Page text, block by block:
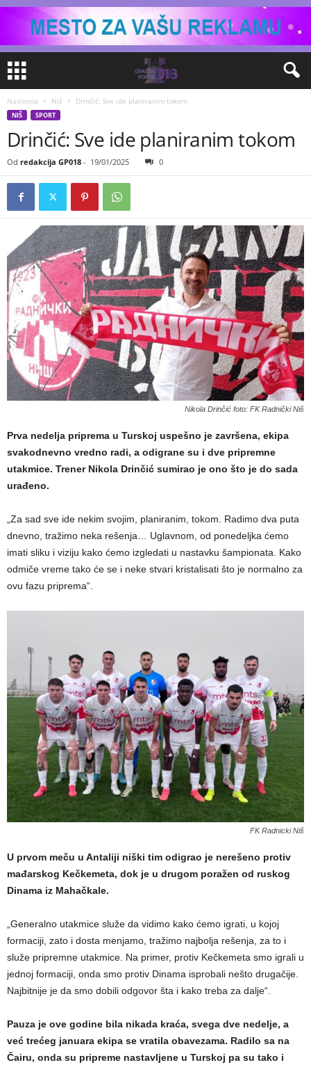
Naslovna Niš Drinčić: Sve ide planiranim tokom
NIŠ SPORT
Drinčić: Sve ide planiranim tokom
Od redakcija GP018 - 19/01/2025 0
Nikola Drinčić foto: FK Radnički Niš
Prva nedelja priprema u Turskoj uspešno je završena, ekipa
svakodnevno vredno radi, a odigrane su i dve pripremne
utakmice. Trener Nikola Drinčić sumirao je ono što je do sada
urađeno.
„Za sad sve ide nekim svojim, planiranim, tokom. Radimo dva puta
dnevno, tražimo neka rešenja… Uglavnom, od ponedeljka ćemo
imati sliku i viziju kako ćemo izgledati u nastavku šampionata. Kako
odmiče vreme tako će se i neke stvari kristalisati što je normalno za
ovu fazu priprema“.
FK Radnicki Niš
U prvom meču u Antaliji niški tim odigrao je nerešeno protiv
mađarskog Kečkemeta, dok je u drugom poražen od ruskog
Dinama iz Mahačkale.
„Generalno utakmice služe da vidimo kako ćemo igrati, u kojoj
formaciji, zato i dosta menjamo, tražimo najbolja rešenja, za to i
služe pripremne utakmice. Na primer, protiv Kečkemeta smo igrali u
jednoj formaciji, onda smo protiv Dinama isprobali nešto drugačije.
Najbitnije je da smo dobili odgovor šta i kako treba za dalje“.
Pauza je ove godine bila nikada kraća, svega dve nedelje, a
već trećeg januara ekipa se vratila obavezama. Radilo sa na
Čairu, onda su pripreme nastavljene u Turskoj pa su tako i